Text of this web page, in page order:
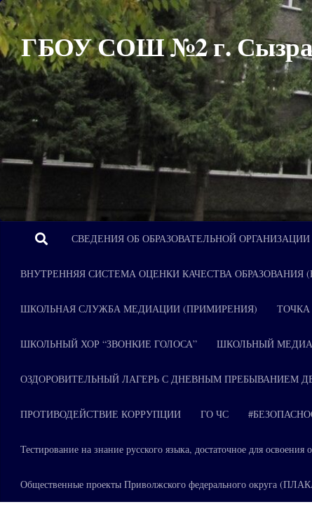
Перейти к содержимому
ГБОУ СОШ №2 г.
СВЕДЕНИЯ ОБ ОБРАЗОВАТЕЛЬНОЙ ОРГАНИЗАЦИИ
ВНУТРЕННЯЯ СИСТЕМА ОЦЕНКИ КАЧЕСТВА ОБРАЗОВАНИЯ
ШКОЛЬНАЯ СЛУЖБА МЕДИАЦИИ (ПРИМИРЕНИЯ) ТОЧКА
ШКОЛЬНЫЙ ХОР “ЗВОНКИЕ ГОЛОСА” ШКОЛЬНЫЙ
ОЗДОРОВИТЕЛЬНЫЙ ЛАГЕРЬ С ДНЕВНЫМ ПРЕБЫВАНИЕМ
ПРОТИВОДЕЙСТВИЕ КОРРУПЦИИ ГО ЧС
Тестирование на знание русского языка, достаточное для
Общественные проекты Приволжского федерального округа